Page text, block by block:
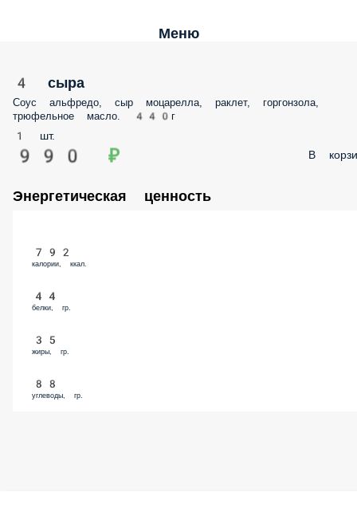
Меню
4 сыра
Соус альфредо, сыр моцарелла, раклет, горгонзола, трюфельное
440г
1 шт.
990 ₽ В
Энергетическая ценность
792
калории, ккал.
44
белки, гр.
35
жиры, гр.
88
углеводы, гр.